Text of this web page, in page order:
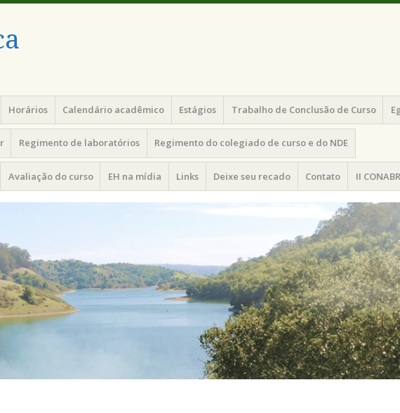
Horários Calendário acadêmico Estágios Trabalho de Conclusão de Curso
Regimento de laboratórios Regimento do colegiado de curso e do NDE
Avaliação do curso EH na mídia Links Deixe seu recado Contato II